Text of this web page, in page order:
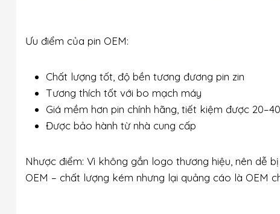
Ưu điểm của pin OEM:
Chất lượng tốt, độ bền tương đương pin zin
Tương thích tốt với bo mạch máy
Giá mềm hơn pin chính hãng, tiết kiệm được
Được bảo hành từ nhà cung cấp
Nhược điểm: Vì không gắn logo thương hiệu, nên dễ
OEM – chất lượng kém nhưng lại quảng cáo là OEM